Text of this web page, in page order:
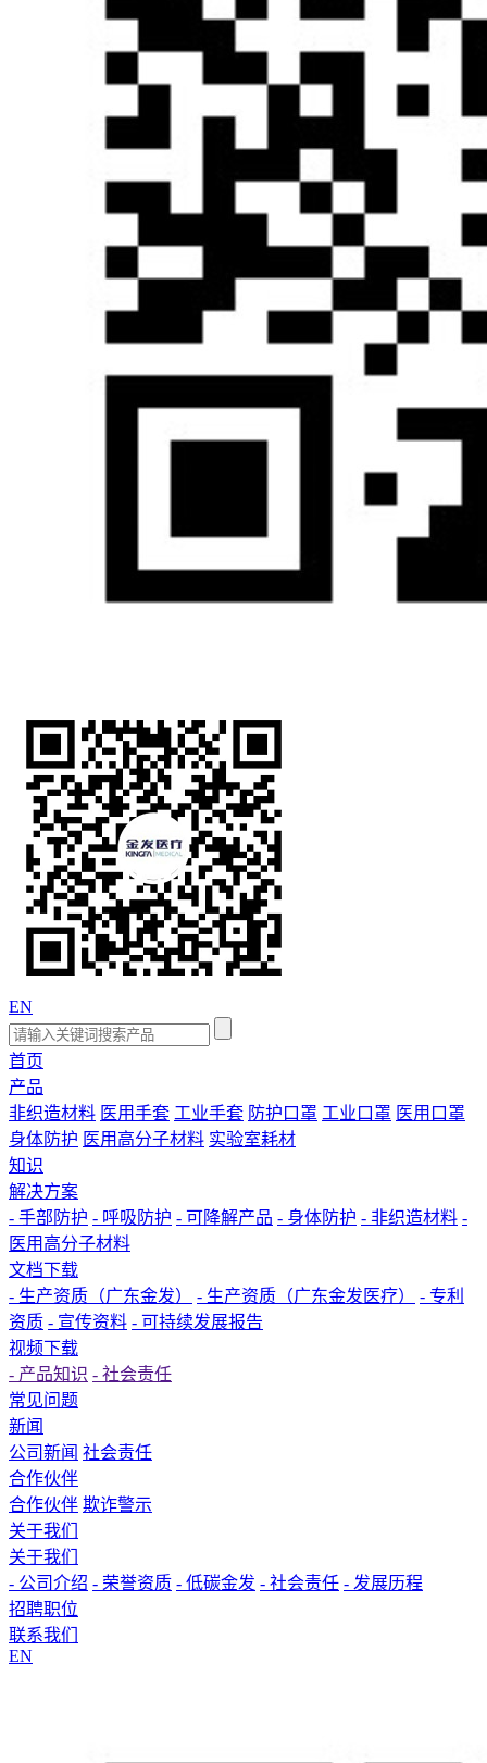
EN
首页
产品
非织造材料 医用手套 工业手套 防护口罩 工业口罩 医用口罩
身体防护 医用高分子材料 实验室耗材
知识
解决方案
- 手部防护 - 呼吸防护 - 可降解产品 - 身体防护 - 非织造材料 -
医用高分子材料
文档下载
- 生产资质（广东金发）
- 生产资质（广东金发医疗）
- 专利
资质 - 宣传资料 - 可持续发展报告
视频下载
- 产品知识 - 社会责任
常见问题
新闻
公司新闻 社会责任
合作伙伴
合作伙伴 欺诈警示
关于我们
关于我们
- 公司介绍 - 荣誉资质 - 低碳金发 - 社会责任 - 发展历程
招聘职位
联系我们
EN